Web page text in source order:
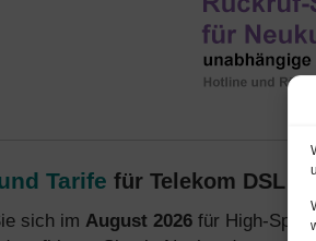
Tarife für Telekom DSL
sich im August 2026 für High-